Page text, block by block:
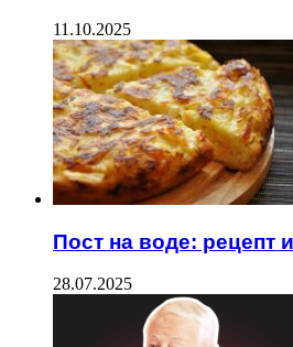
11.10.2025
Пост на воде: рецепт
28.07.2025